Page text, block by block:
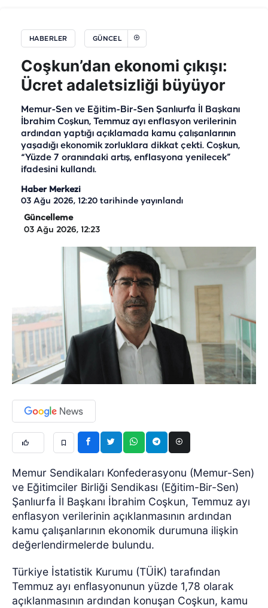
HABERLER GÜNCEL
Coşkun’dan ekonomi çıkışı:
Ücret adaletsizliği büyüyor
Memur-Sen ve Eğitim-Bir-Sen Şanlıurfa İl Başkanı
İbrahim Coşkun, Temmuz ayı enflasyon verilerinin
ardından yaptığı açıklamada kamu çalışanlarının
yaşadığı ekonomik zorluklara dikkat çekti. Coşkun,
“Yüzde 7 oranındaki artış, enflasyona yenilecek”
ifadesini kullandı.
Haber Merkezi
03 Ağu 2026, 12:20 tarihinde yayınlandı
Güncelleme
03 Ağu 2026, 12:23
Memur Sendikaları Konfederasyonu (Memur-Sen)
ve Eğitimciler Birliği Sendikası (Eğitim-Bir-Sen)
Şanlıurfa İl Başkanı İbrahim Coşkun, Temmuz ayı
enflasyon verilerinin açıklanmasının ardından
kamu çalışanlarının ekonomik durumuna ilişkin
değerlendirmelerde bulundu.
Türkiye İstatistik Kurumu (TÜİK) tarafından
Temmuz ayı enflasyonunun yüzde 1,78 olarak
açıklanmasının ardından konuşan Coşkun, kamu